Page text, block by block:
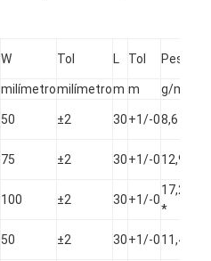
W Tol L Tol Peso
milímetromilímetrom m g/m
50 ±2 30+1/-08,6
75 ±2 30+1/-012,9
100 ±2 30+1/-0
17,2
*
50 ±2 30+1/-011,4